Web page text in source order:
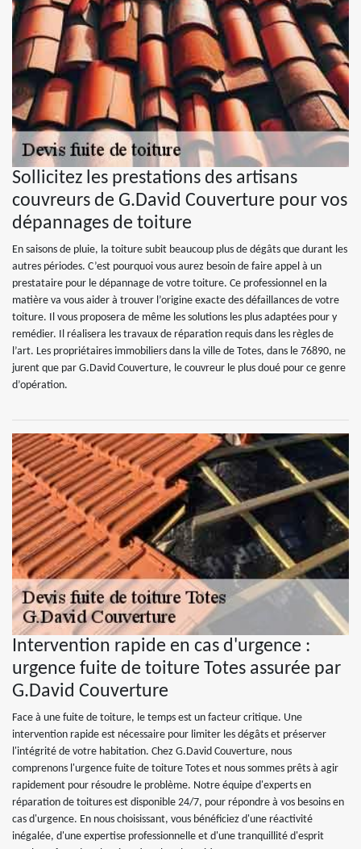
Sollicitez les prestations des artisans
couvreurs de G.David Couverture pour vos
dépannages de toiture
En saisons de pluie, la toiture subit beaucoup plus de dégâts que durant les
autres périodes. C’est pourquoi vous aurez besoin de faire appel à un
prestataire pour le dépannage de votre toiture. Ce professionnel en la
matière va vous aider à trouver l’origine exacte des défaillances de votre
toiture. Il vous proposera de même les solutions les plus adaptées pour y
remédier. Il réalisera les travaux de réparation requis dans les règles de
l’art. Les propriétaires immobiliers dans la ville de Totes, dans le 76890, ne
jurent que par G.David Couverture, le couvreur le plus doué pour ce genre
d’opération.
Intervention rapide en cas d'urgence :
urgence fuite de toiture Totes assurée par
G.David Couverture
Face à une fuite de toiture, le temps est un facteur critique. Une
intervention rapide est nécessaire pour limiter les dégâts et préserver
l'intégrité de votre habitation. Chez G.David Couverture, nous
comprenons l'urgence fuite de toiture Totes et nous sommes prêts à agir
rapidement pour résoudre le problème. Notre équipe d'experts en
réparation de toitures est disponible 24/7, pour répondre à vos besoins en
cas d'urgence. En nous choisissant, vous bénéficiez d'une réactivité
inégalée, d'une expertise professionnelle et d'une tranquillité d'esprit